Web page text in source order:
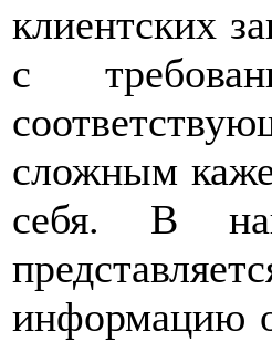
клиентских
с
сложным
себя. В
информацию о